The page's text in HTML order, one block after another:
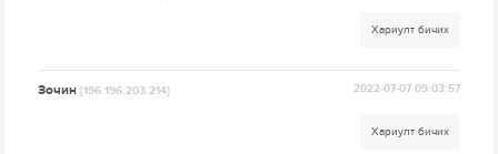
Хариулт бичих
Зочин[196.196.203.214] 2022-07-07 09:03:57
Хариулт бичих